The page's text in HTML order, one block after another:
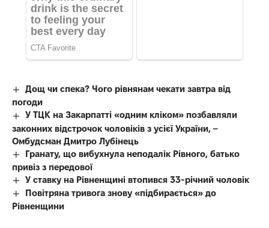
Дощ чи спека? Чого рівнянам чекати завтра від
погоди
У ТЦК на Закарпатті «одним кліком» позбавляли
законних відстрочок чоловіків з усієї України, –
Омбудсман Дмитро Лубінець
Гранату, що вибухнула неподалік Рівного, батько
привіз з передової
У ставку на Рівненщині втопився 33-річний чоловік
Повітряна тривога знову «підбирається» до
Рівненщини